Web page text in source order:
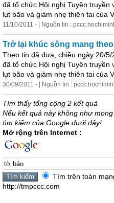
đã tổ chức Hội nghị Tuyên truyền
lụt bão và giảm nhẹ thiên tai của
11/10/2011 - | Nguồn tin :
Trở lại khúc sông mang
Theo tin đã đưa, chiều ngày 20/
đã tổ chức Hội nghị Tuyên truyền
lụt bão và giảm nhẹ thiên tai của
30/09/2011 - | Nguồn tin :
Tìm thấy tổng cộng 2 kết quả
Nếu kết quả này không như
tìm kiếm của Google dưới đây!
Mở rộng trên Internet :
Tìm trên toàn
http://tmpccc.com